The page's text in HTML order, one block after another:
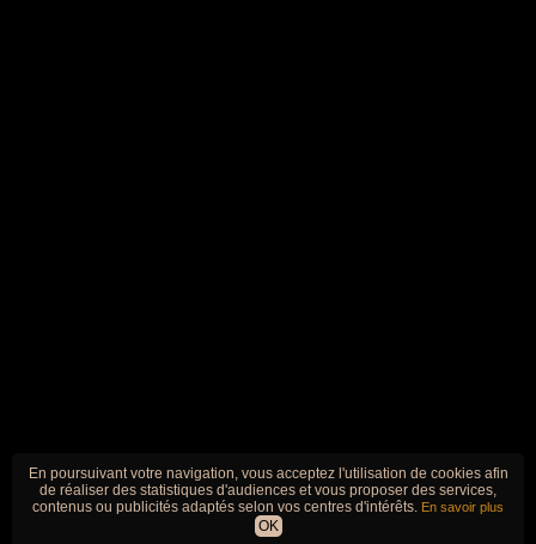
En poursuivant votre navigation, vous acceptez l'utilisation de cookies afin
de réaliser des statistiques d'audiences et vous proposer des services,
contenus ou publicités adaptés selon vos centres d'intérêts. En savoir plus
OK